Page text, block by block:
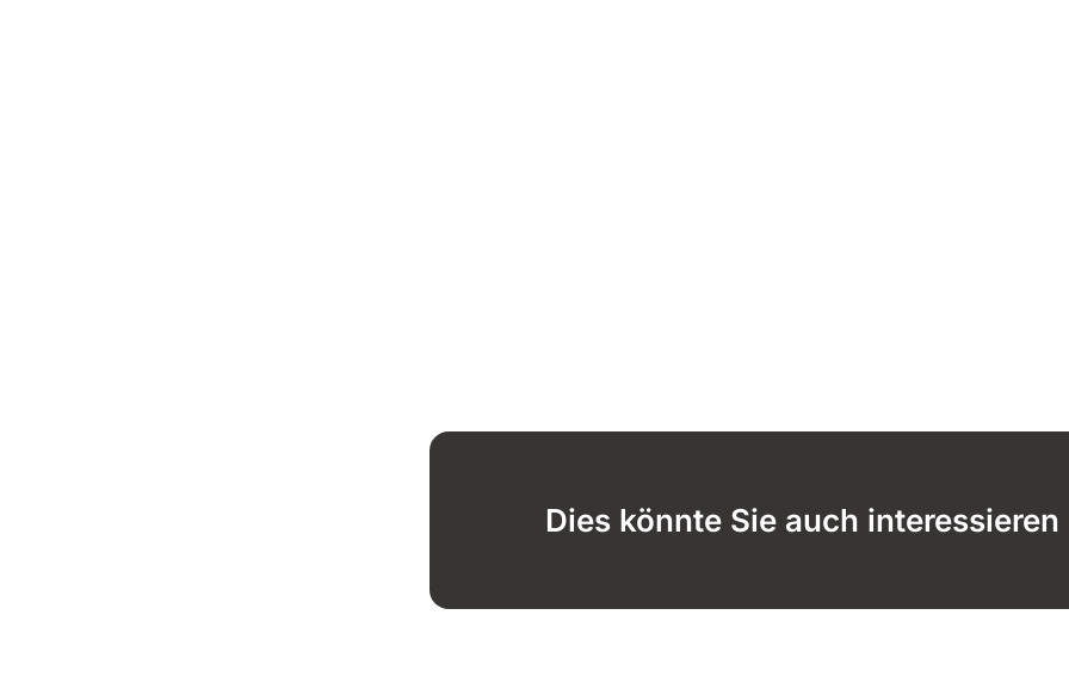
Dies könnte Sie auch interessieren